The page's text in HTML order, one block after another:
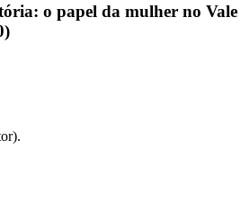
o papel da mulher no Vale